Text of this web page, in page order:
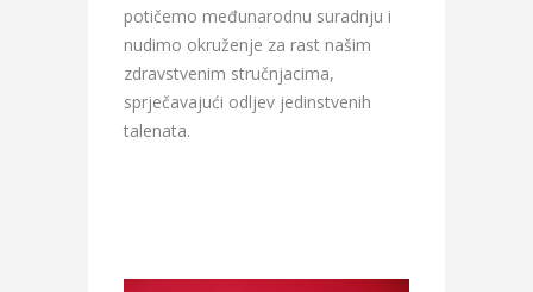
potičemo međunarodnu suradnju i
nudimo okruženje za rast našim
zdravstvenim stručnjacima,
sprječavajući odljev jedinstvenih
talenata.